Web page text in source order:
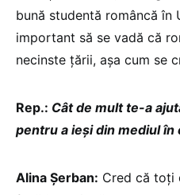
bună studentă româncă în
important să se vadă că
necinste țării, așa cum se
Rep.: Cât de mult te-a
pentru a ieși din mediul în
Alina Șerban: Cred că toți